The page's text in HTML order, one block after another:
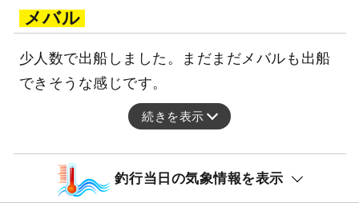
メバル
少人数で出船しました。まだまだメバルも出船
できそうな感じです。
続きを表示
釣行当日の気象情報を表示